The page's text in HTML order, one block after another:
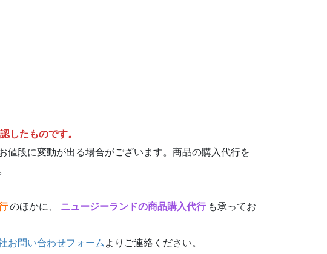
したものです。
値段に変動が出る場合がございます。商品の購入代行を
のほかに、 ニュージーランドの商品購入代行 も承ってお
お問い合わせフォーム よりご連絡ください。